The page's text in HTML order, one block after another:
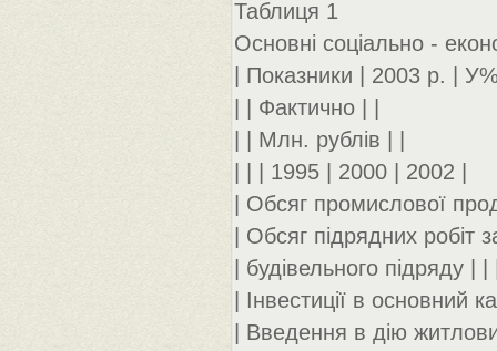
Таблиця 1
Основні соціально -
| Показники | 2003 р. |
| | Фактично | |
| | Млн. рублів | |
| | | 1995 | 2000 | 2002 |
| Обсяг промислової
| Обсяг підрядних
| будівельного підряду |
| Інвестиції в основний
| Введення в дію